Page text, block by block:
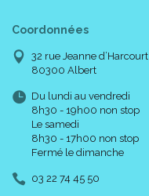
Coordonnées
32 rue Jeanne d’Harcourt
80300 Albert
Du lundi au vendredi
8h30 - 19h00 non stop
Le samedi
8h30 - 17h00 non stop
Fermé le dimanche
03 22 74 45 50